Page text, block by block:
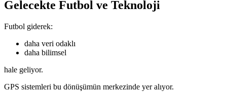
Gelecekte Futbol ve Teknoloji
Futbol giderek:
daha veri odaklı
daha bilimsel
hale geliyor.
GPS sistemleri bu dönüşümün merkezinde yer alıyor.